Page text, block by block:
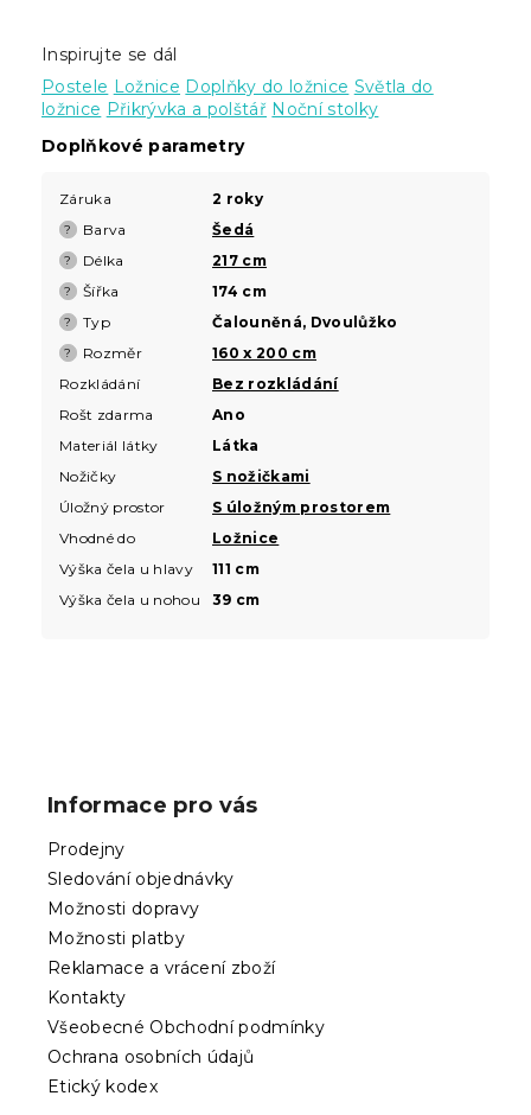
Inspirujte se dál
Postele Ložnice Doplňky do ložnice Světla do
ložnice Přikrývka a polštář Noční stolky
Doplňkové parametry
Záruka 2 roky
? Barva Šedá
? Délka 217 cm
? Šířka 174 cm
? Typ Čalouněná, Dvoulůžko
? Rozměr
160 x 200 cm
Rozkládání
Bez rozkládání
Rošt zdarma
Ano
Materiál látky
Látka
Nožičky
S nožičkami
Úložný prostor
S úložným prostorem
Vhodné do
Ložnice
Výška čela u hlavy
111 cm
Výška čela u nohou
39 cm
Informace pro vás
Prodejny
Sledování objednávky
Možnosti dopravy
Možnosti platby
Reklamace a vrácení zboží
Kontakty
Všeobecné Obchodní podmínky
Ochrana osobních údajů
Etický kodex